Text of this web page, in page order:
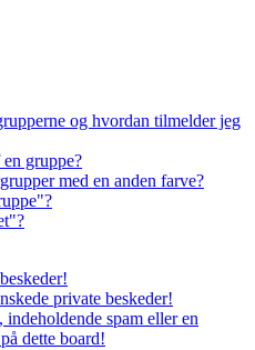
og hvordan tilmelder jeg
gruppe?
med en anden farve?
private beskeder!
indeholdende spam eller en
dette board!